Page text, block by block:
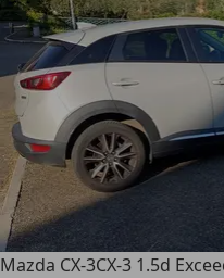
Mazda CX-3CX-3 1.5d